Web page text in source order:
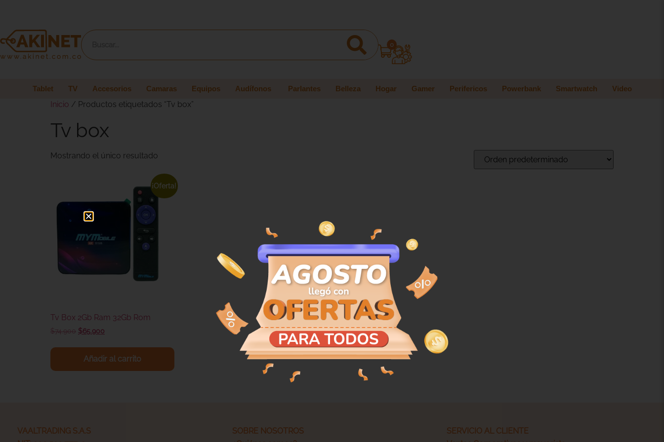
0
Tablet TV Accesorios Camaras Equipos Audífonos Parlantes Belleza Hogar Gamer Perifericos Powerbank Smartwatch Video
Inicio / Productos etiquetados “Tv box”
Tv box
Mostrando el único resultado
¡Oferta!
Tv Box 2Gb Ram 32Gb Rom
$74.900 $65.900
Añadir al carrito
VAALTRADING S.A.S
SOBRE NOSOTROS
SERVICIO AL CLIENTE